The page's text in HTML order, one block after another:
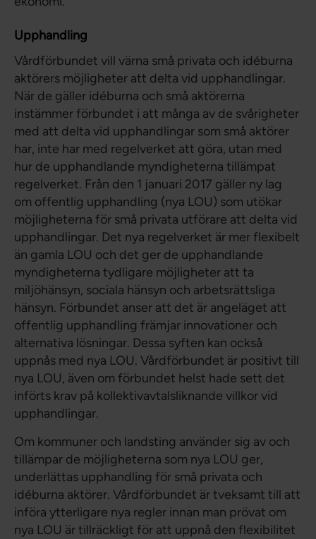
Upphandling
Vårdförbundet vill värna små privata och idéburna
aktörers möjligheter att delta vid upphandlingar.
När de gäller idéburna och små aktörerna
instämmer förbundet i att många av de svårigheter
med att delta vid upphandlingar som små aktörer
har, inte har med regelverket att göra, utan med
hur de upphandlande myndigheterna tillämpat
regelverket. Från den 1 januari 2017 gäller ny lag
om offentlig upphandling (nya LOU) som utökar
möjligheterna för små privata utförare att delta vid
upphandlingar. Det nya regelverket är mer flexibelt
än gamla LOU och det ger de upphandlande
myndigheterna tydligare möjligheter att ta
miljöhänsyn, sociala hänsyn och arbetsrättsliga
hänsyn. Förbundet anser att det är angeläget att
offentlig upphandling främjar innovationer och
alternativa lösningar. Dessa syften kan också
uppnås med nya LOU. Vårdförbundet är positivt till
nya LOU, även om förbundet helst hade sett det
införts krav på kollektivavtalsliknande villkor vid
upphandlingar.
Om kommuner och landsting använder sig av och
tillämpar de möjligheterna som nya LOU ger,
underlättas upphandling för små privata och
idéburna aktörer. Vårdförbundet är tveksamt till att
införa ytterligare nya regler innan man prövat om
nya LOU är tillräckligt för att uppnå den flexibilitet